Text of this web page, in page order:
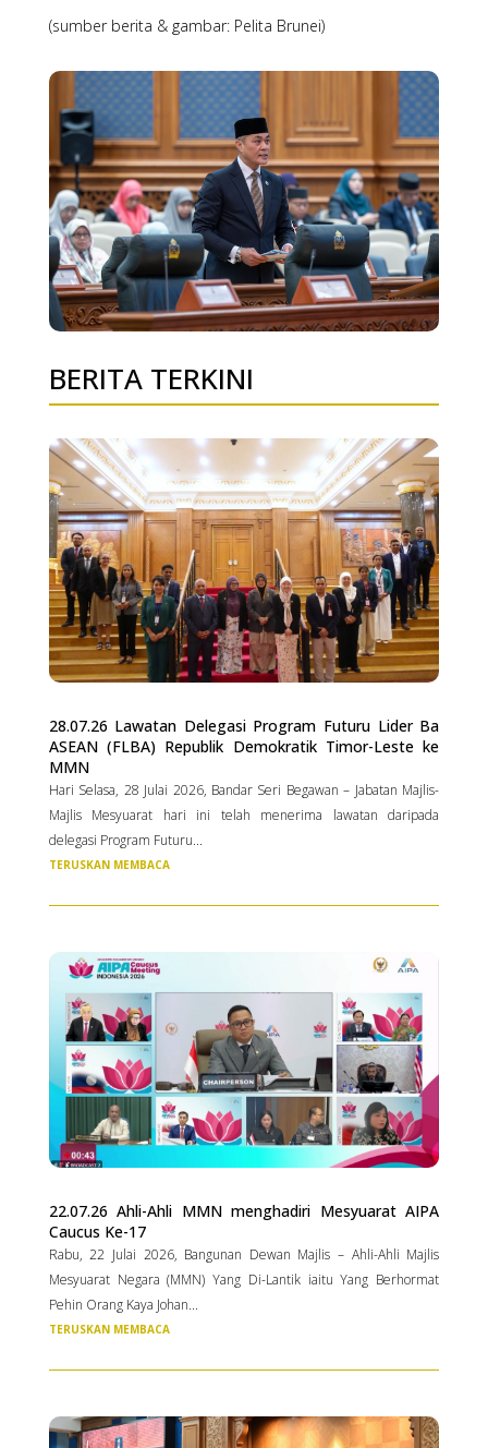
(sumber berita & gambar: Pelita Brunei)
BERITA TERKINI
28.07.26 Lawatan Delegasi Program Futuru Lider Ba
ASEAN (FLBA) Republik Demokratik Timor-Leste ke
MMN
Hari Selasa, 28 Julai 2026, Bandar Seri Begawan – Jabatan Majlis-
Majlis Mesyuarat hari ini telah menerima lawatan daripada
delegasi Program Futuru...
TERUSKAN MEMBACA
22.07.26 Ahli-Ahli MMN menghadiri Mesyuarat AIPA
Caucus Ke-17
Rabu, 22 Julai 2026, Bangunan Dewan Majlis – Ahli-Ahli Majlis
Mesyuarat Negara (MMN) Yang Di-Lantik iaitu Yang Berhormat
Pehin Orang Kaya Johan...
TERUSKAN MEMBACA